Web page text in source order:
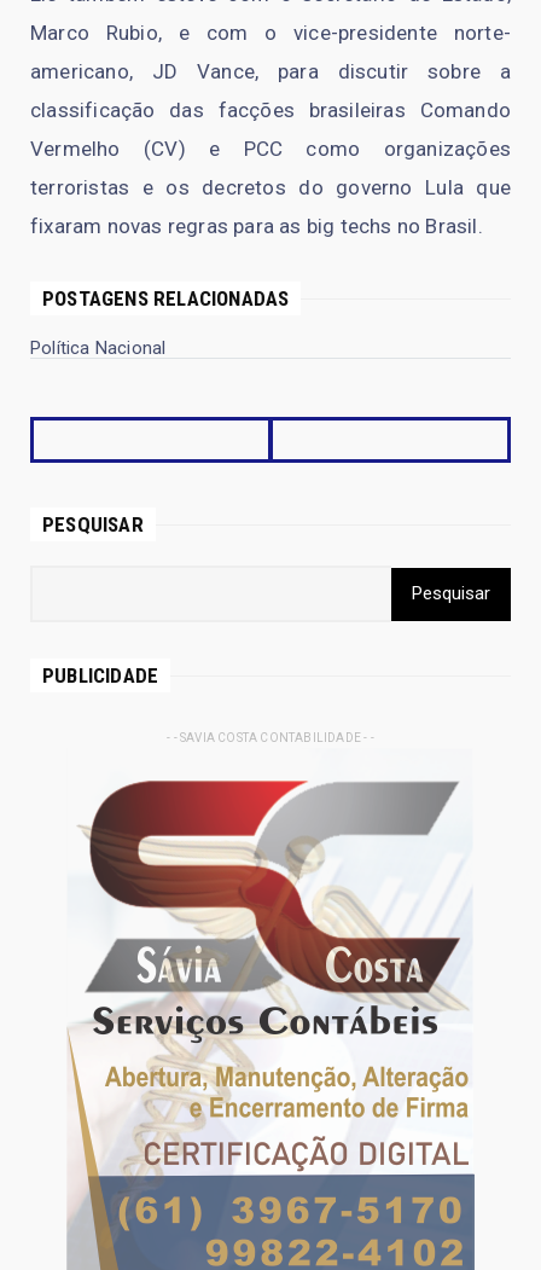
Marco Rubio, e com o vice-presidente norte-
americano, JD Vance, para discutir sobre a
classificação das facções brasileiras Comando
Vermelho (CV) e PCC como organizações
terroristas e os decretos do governo Lula que
fixaram novas regras para as big techs no Brasil.
POSTAGENS RELACIONADAS
Política Nacional
PESQUISAR
PUBLICIDADE
- - SAVIA COSTA CONTABILIDADE - -